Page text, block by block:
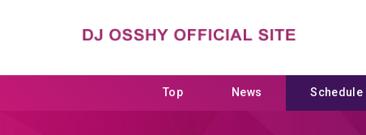
Top News Schedule